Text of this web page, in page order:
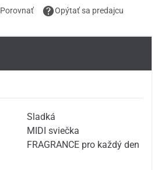
Porovnať Opýtať sa predajcu
Sladká
MIDI sviečka
FRAGRANCE pro každý den